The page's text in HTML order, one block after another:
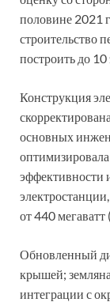
половине 2021
строительство
построить до
Конструкция
основных
эффективности
от 440
Обновленный
крышей;
интеграции с